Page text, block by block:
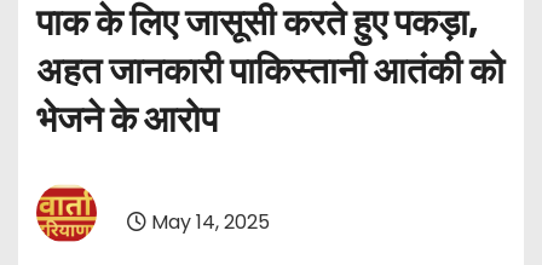
पाक के लिए जासूसी करते हुए पकड़ा,
अहत जानकारी पाकिस्तानी आतंकी को
भेजने के आरोप
May 14, 2025